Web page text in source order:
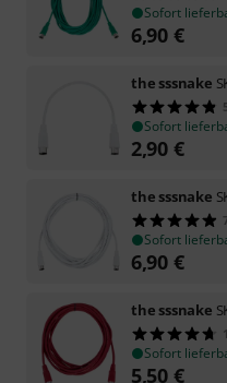
Sofort
6,90 €
the sssnake
Sofort
2,90 €
the sssnake
Sofort
6,90 €
the sssnake
Sofort
5,50 €